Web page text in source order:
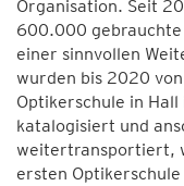
Organisation. Seit
600.000
einer sinnvollen
wurden bis 2020
Optikerschule in
katalogisiert und
weitertransportiert,
ersten